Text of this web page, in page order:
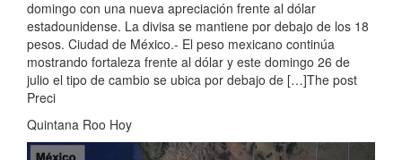
domingo con una nueva apreciación frente al dólar
estadounidense. La divisa se mantiene por debajo de los 18
pesos. Ciudad de México.- El peso mexicano continúa
mostrando fortaleza frente al dólar y este domingo 26 de
julio el tipo de cambio se ubica por debajo de […]The post
Preci
Quintana Roo Hoy